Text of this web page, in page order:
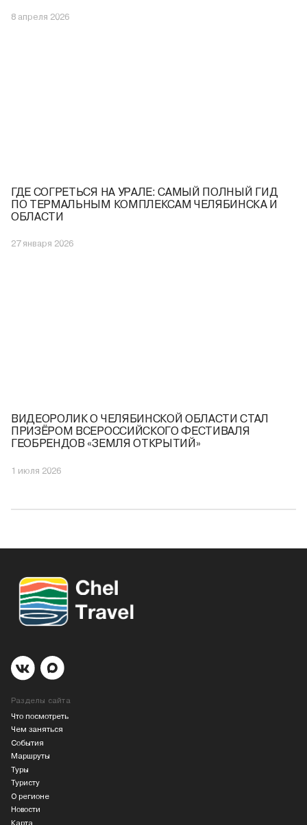
8 апреля 2026
ГДЕ СОГРЕТЬСЯ НА УРАЛЕ: САМЫЙ ПОЛНЫЙ ГИД
ПО ТЕРМАЛЬНЫМ КОМПЛЕКСАМ ЧЕЛЯБИНСКА И
ОБЛАСТИ
27 января 2026
ВИДЕОРОЛИК О ЧЕЛЯБИНСКОЙ ОБЛАСТИ СТАЛ
ПРИЗЁРОМ ВСЕРОССИЙСКОГО ФЕСТИВАЛЯ
ГЕОБРЕНДОВ «ЗЕМЛЯ ОТКРЫТИЙ»
1 июля 2026
Разделы сайта
Что посмотреть
Чем заняться
События
Маршруты
Туры
Туристу
О регионе
Новости
Карта